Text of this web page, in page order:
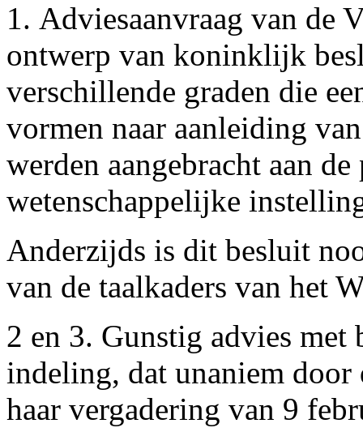
1. Adviesaanvraag van de
ontwerp van koninklijk
verschillende graden die
vormen naar aanleiding
werden aangebracht aan
wetenschappelijke
Anderzijds is dit besluit
van de taalkaders van het
2 en 3. Gunstig advies
indeling, dat unaniem
haar vergadering van 9